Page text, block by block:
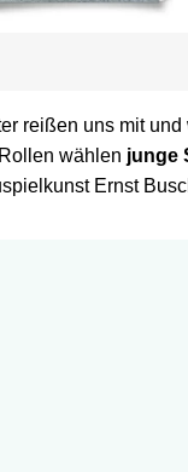
reißen uns mit
wählen junge
Ernst